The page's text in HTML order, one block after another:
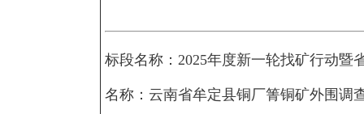
标段名称：2025年度新一轮找矿行动暨
名称：云南省牟定县铜厂箐铜矿外围调